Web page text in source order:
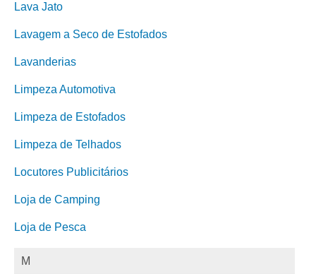
Lava Jato
Lavagem a Seco de Estofados
Lavanderias
Limpeza Automotiva
Limpeza de Estofados
Limpeza de Telhados
Locutores Publicitários
Loja de Camping
Loja de Pesca
M